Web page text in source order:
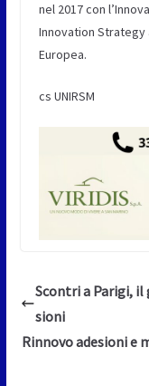
nel 2017 con
Innovation Strategy
Europea.
cs UNIRSM
Scontri a Parigi,
sioni
Rinnovo adesioni e